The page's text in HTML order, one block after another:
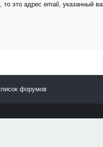
то это адрес email, указанный
форумов